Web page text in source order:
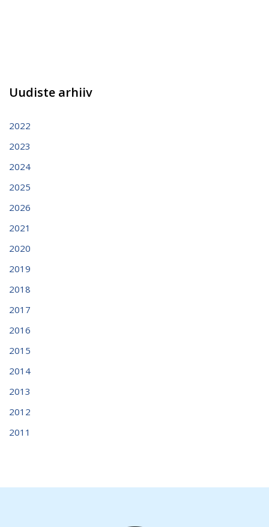
Uudiste arhiiv
2022
2023
2024
2025
2026
2021
2020
2019
2018
2017
2016
2015
2014
2013
2012
2011